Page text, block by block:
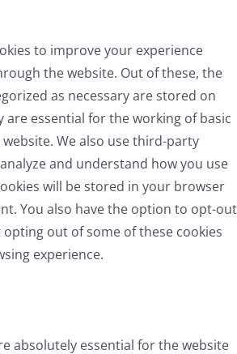
to improve your experience
the website. Out of these, the
as necessary are stored on
are essential for the working of basic
We also use third-party
and understand how you use
will be stored in your browser
You also have the option to opt-out
opting out of some of these cookies
experience.
absolutely essential for the website